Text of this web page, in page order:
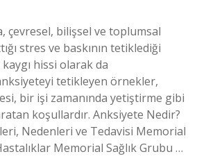
çevresel, bilişsel ve toplumsal
stres ve baskının tetiklediği
hissi olarak da
tetikleyen örnekler,
bir işi zamanında yetiştirme gibi
koşullardır. Anksiyete Nedir?
Nedenleri ve Tedavisi Memorial
Memorial Sağlık Grubu …